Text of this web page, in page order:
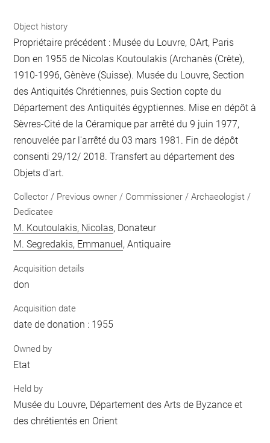
Object history
Propriétaire précédent : Musée du Louvre, OArt, Paris
Don en 1955 de Nicolas Koutoulakis (Archanès (Crète),
1910-1996, Gènève (Suisse). Musée du Louvre, Section
des Antiquités Chrétiennes, puis Section copte du
Département des Antiquités égyptiennes. Mise en dépôt à
Sèvres-Cité de la Céramique par arrêté du 9 juin 1977,
renouvelée par l'arrêté du 03 mars 1981. Fin de dépôt
consenti 29/12/ 2018. Transfert au département des
Objets d'art.
Collector / Previous owner / Commissioner / Archaeologist /
Dedicatee
M. Koutoulakis, Nicolas, Donateur
M. Segredakis, Emmanuel, Antiquaire
Acquisition details
don
Acquisition date
date de donation : 1955
Owned by
Etat
Held by
Musée du Louvre, Département des Arts de Byzance et
des chrétientés en Orient